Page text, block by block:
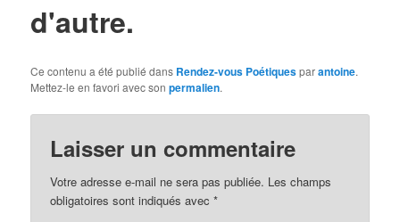
d'autre.
Ce contenu a été publié dans Rendez-vous Poétiquesparantoine.
Mettez-le en favori avec sonpermalien.
Laisser un commentaire
Votre adresse e-mail ne sera pas publiée. Les champs
obligatoires sont indiqués avec*